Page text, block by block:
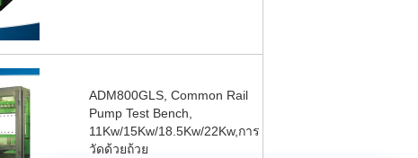
ADM800GLS, Common Rail
Pump Test Bench,
11Kw/15Kw/18.5Kw/22Kw,การ
วัดด้วยถ้วย